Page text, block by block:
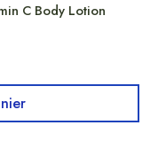
C Body Lotion